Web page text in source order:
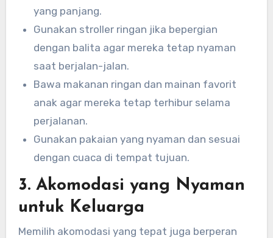
yang panjang.
Gunakan stroller ringan jika bepergian
dengan balita agar mereka tetap nyaman
saat berjalan-jalan.
Bawa makanan ringan dan mainan favorit
anak agar mereka tetap terhibur selama
perjalanan.
Gunakan pakaian yang nyaman dan sesuai
dengan cuaca di tempat tujuan.
3. Akomodasi yang Nyaman
untuk Keluarga
Memilih akomodasi yang tepat juga berperan